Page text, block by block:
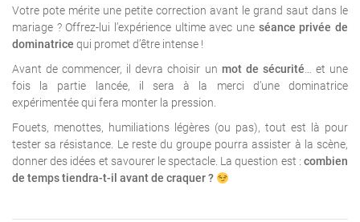
Votre pote mérite une petite correction avant le grand saut dans le
mariage ? Offrez-lui l’expérience ultime avec une séance privée de
dominatrice qui promet d’être intense !
Avant de commencer, il devra choisir un mot de sécurité … et une
fois la partie lancée, il sera à la merci d’une dominatrice
expérimentée qui fera monter la pression.
Fouets, menottes, humiliations légères (ou pas), tout est là pour
tester sa résistance. Le reste du groupe pourra assister à la scène,
donner des idées et savourer le spectacle. La question est : combien
de temps tiendra-t-il avant de craquer ?